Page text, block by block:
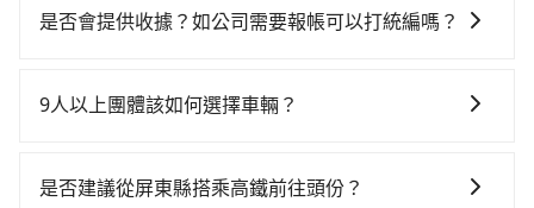
者，租車地點可能離你的住家/辦公室/起點還有段路，且
要先自行加滿油，如遇到不肖業者，還車時可能遭遇各
你從屏東縣到頭份的最佳選擇。
遇塞車、停紅燈時等低速行駛時還需額外加價不同，旅
是否會提供收據？如公司需要報帳可以打統編嗎？
旅行業代收轉付電子收據，如果公司需要報公帳，在預
帳，完全符合台灣的法律規範。
9人以上團體該如何選擇車輛？
9人以上之廂型車，其實屬違法。在現行法律下，營業小
是否建議從屏東縣搭乘高鐵前往頭份？